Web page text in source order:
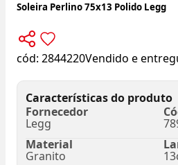
Soleira Perlino 75x13 Polido Legg
cód: 2844220Vendido e
Características do produto
Fornecedor
Legg
Material
Granito